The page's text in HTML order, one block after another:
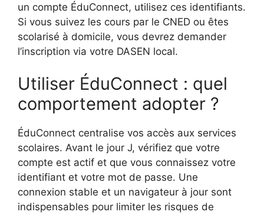
un compte ÉduConnect, utilisez ces identifiants.
Si vous suivez les cours par le CNED ou êtes
scolarisé à domicile, vous devrez demander
l’inscription via votre DASEN local.
Utiliser ÉduConnect : quel
comportement adopter ?
ÉduConnect centralise vos accès aux services
scolaires. Avant le jour J, vérifiez que votre
compte est actif et que vous connaissez votre
identifiant et votre mot de passe. Une
connexion stable et un navigateur à jour sont
indispensables pour limiter les risques de